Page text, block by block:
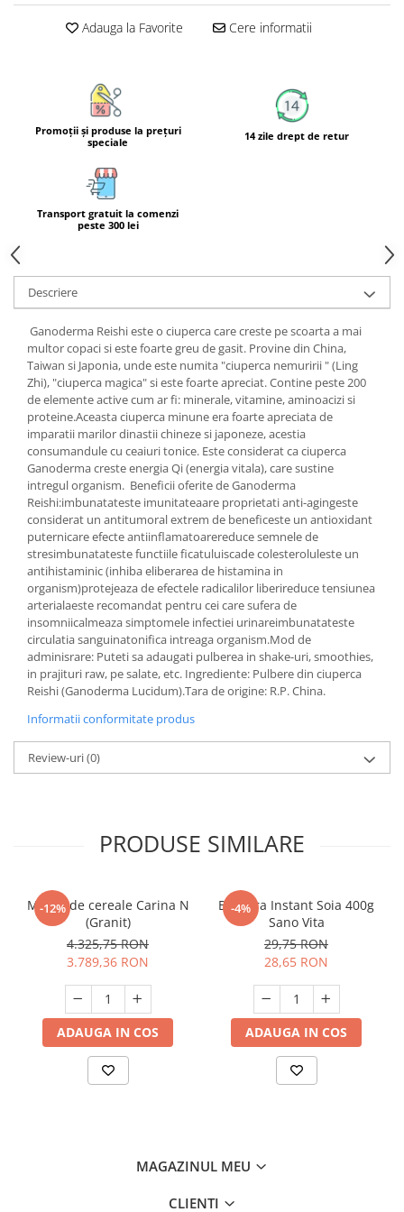
Magneziu
Multiminerale
Multivitamine
Adauga la Favorite Cere informatii
Promoţii şi produse la preţuri
speciale
14 zile drept de retur
Transport gratuit la comenzi
peste 300 lei
Descriere
Ganoderma Reishi este o ciuperca care creste pe scoarta a mai
multor copaci si este foarte greu de gasit. Provine din China,
Taiwan si Japonia, unde este numita "ciuperca nemuririi " (Ling
Zhi), "ciuperca magica" si este foarte apreciat. Contine peste 200
de elemente active cum ar fi: minerale, vitamine, aminoacizi si
proteine.Aceasta ciuperca minune era foarte apreciata de
imparatii marilor dinastii chineze si japoneze, acestia
consumandule cu ceaiuri tonice. Este considerat ca ciuperca
Ganoderma creste energia Qi (energia vitala), care sustine
intregul organism. Beneficii oferite de Ganoderma
Reishi:imbunatateste imunitateaare proprietati anti-agingeste
considerat un antitumoral extrem de beneficeste un antioxidant
puternicare efecte antiinflamatoarereduce semnele de
stresimbunatateste functiile ficatuluiscade colesteroluleste un
antihistaminic (inhiba eliberarea de histamina in
organism)protejeaza de efectele radicalilor liberireduce tensiunea
arterialaeste recomandat pentru cei care sufera de
insomniicalmeaza simptomele infectiei urinareimbunatateste
circulatia sanguinatonifica intreaga organism.Mod de
adminisrare: Puteti sa adaugati pulberea in shake-uri, smoothies,
in prajituri raw, pe salate, etc. Ingrediente: Pulbere din ciuperca
Reishi (Ganoderma Lucidum).Tara de origine: R.P. China.
Informatii conformitate produs
Review-uri(0)
PRODUSE SIMILARE
-12%
Moara de cereale Carina N
(Granit)
4.325,75 RON
3.789,36 RON
ADAUGA IN COS
-4%
Bautura Instant Soia 400g
Sano Vita
29,75 RON
28,65 RON
ADAUGA IN COS
MAGAZINUL MEU
CLIENTI